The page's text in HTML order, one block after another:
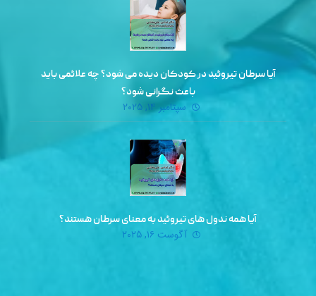
آیا سرطان تیروئید در کودکان دیده می‌ شود؟ چه علائمی باید
باعث نگرانی شود؟
سپتامبر ۱۴, ۲۰۲۵
آیا همه ندول‌ های تیروئید به معنای سرطان هستند؟
آگوست ۱۶, ۲۰۲۵